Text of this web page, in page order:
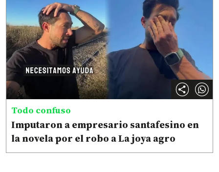
Todo confuso
Imputaron a empresario santafesino en
la novela por el robo a La joya agro